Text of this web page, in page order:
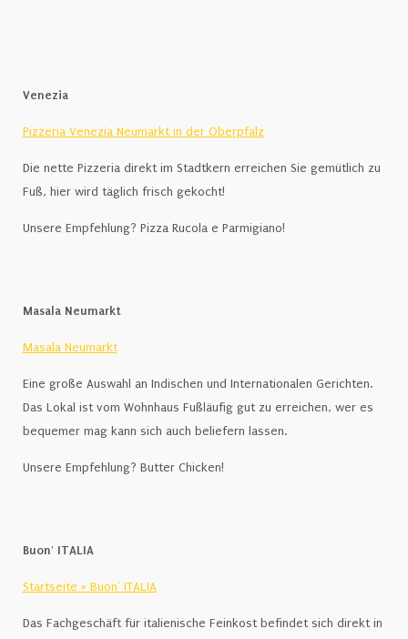
Venezia
Pizzeria Venezia Neumarkt in der Oberpfalz
Die nette Pizzeria direkt im Stadtkern erreichen Sie gemütlich zu
Fuß, hier wird täglich frisch gekocht!
Unsere Empfehlung? Pizza Rucola e Parmigiano!
Masala Neumarkt
Masala Neumarkt
Eine große Auswahl an Indischen und Internationalen Gerichten.
Das Lokal ist vom Wohnhaus Fußläufig gut zu erreichen, wer es
bequemer mag kann sich auch beliefern lassen.
Unsere Empfehlung? Butter Chicken!
Buon' ITALIA
Startseite » Buon' ITALIA
Das Fachgeschäft für italienische Feinkost befindet sich direkt in